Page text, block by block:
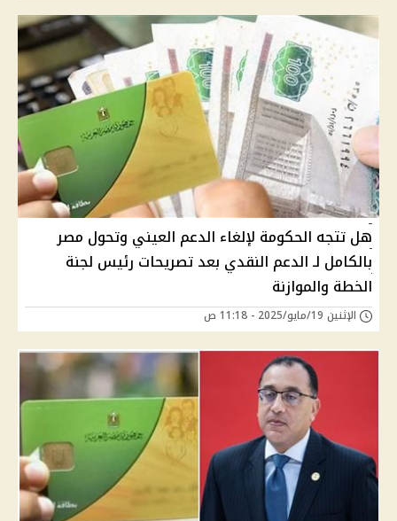
هل تتجه الحكومة لإلغاء الدعم العيني وتحول مصر
بالكامل لـ الدعم النقدي بعد تصريحات رئيس لجنة
الخطة والموازنة
الإثنين 19/مايو/2025 - 11:18 ص